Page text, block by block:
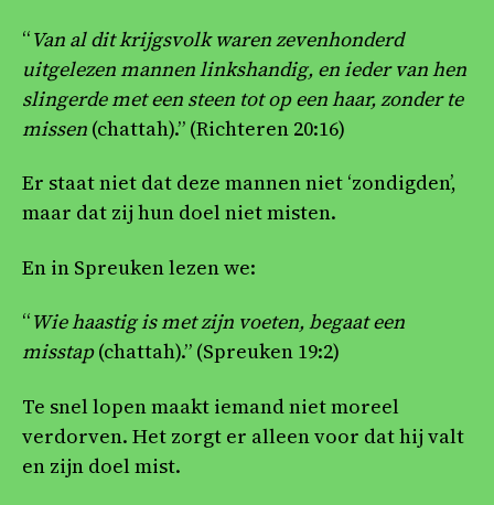
“Van al dit krijgsvolk waren zevenhonderd
uitgelezen mannen linkshandig, en ieder van hen
slingerde met een steen tot op een haar, zonder te
missen (chattah).” (Richteren 20:16)
Er staat niet dat deze mannen niet ‘zondigden’,
maar dat zij hun doel niet misten.
En in Spreuken lezen we:
“Wie haastig is met zijn voeten, begaat een
misstap(chattah).” (Spreuken 19:2)
Te snel lopen maakt iemand niet moreel
verdorven. Het zorgt er alleen voor dat hij valt
en zijn doel mist.